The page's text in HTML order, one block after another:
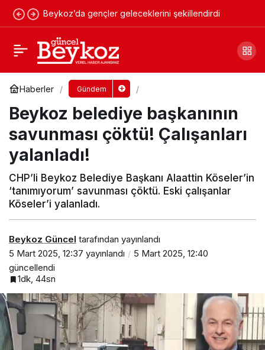
Beykoz’da gençler geleceklerini şekillendirdi
Haberler Gündem
Beykoz belediye başkanının
savunması çöktü! Çalışanları
yalanladı!
CHP’li Beykoz Belediye Başkanı Alaattin Köseler’in
‘tanımıyorum’ savunması çöktü. Eski çalışanlar
Köseler’i yalanladı.
Beykoz Güncel tarafından yayınlandı
5 Mart 2025, 12:37 yayınlandı
5 Mart 2025, 12:40
güncellendi
1dk, 44sn
Beykoz’da yeni başkanı belirleyecek tarih
açıklandı!
Yorum Yap Paylaş